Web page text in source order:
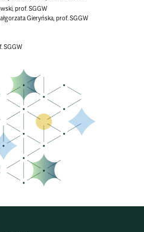
prof. SGGW
Gieryńska, prof. SGGW
SGGW